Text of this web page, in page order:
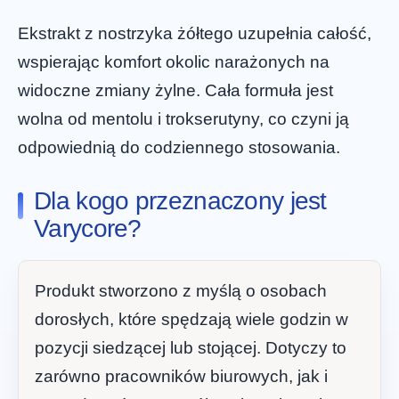
Ekstrakt z nostrzyka żółtego uzupełnia całość,
wspierając komfort okolic narażonych na
widoczne zmiany żylne. Cała formuła jest
wolna od mentolu i trokserutyny, co czyni ją
odpowiednią do codziennego stosowania.
Dla kogo przeznaczony jest
Varycore?
Produkt stworzono z myślą o osobach
dorosłych, które spędzają wiele godzin w
pozycji siedzącej lub stojącej. Dotyczy to
zarówno pracowników biurowych, jak i